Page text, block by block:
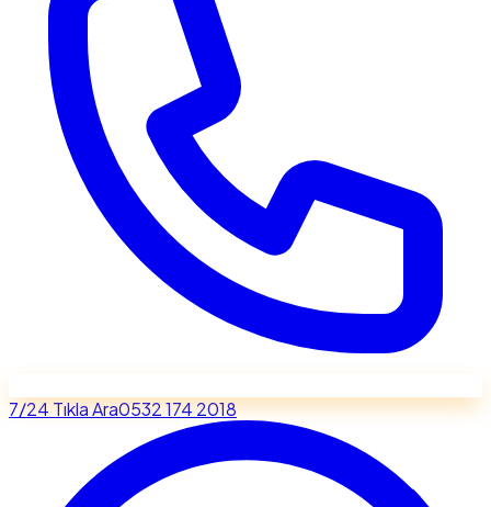
7/24 Tıkla Ara0532 174 2018